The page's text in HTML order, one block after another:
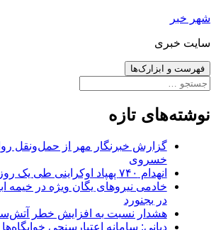
رفتن
نوشته‌ها
شهر خبر
سایت خبری
فهرست و ابزارک‌ها
جستجو
نوشته‌های تازه
گزارش خبرنگار مهر از حمل‌ونقل
خسروی
انهدام ۷۴۰ پهپاد اوکراینی طی یک روز
خادمی نیروهای یگان ویژه در خیمه
در بجنورد
هشدار نسبت به افزایش خطر
دیانی: سامانه اعتبارسنجی